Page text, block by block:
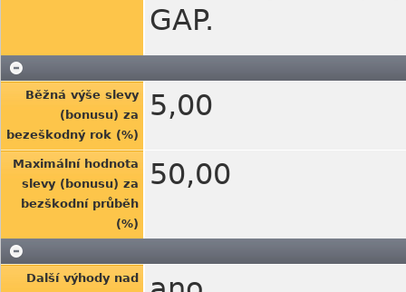
GAP.
Běžná výše slevy
(bonusu) za
bezeškodný rok (%)
5,00
Maximální hodnota
slevy (bonusu) za
bezškodní průběh
(%)
50,00
Další výhody nad